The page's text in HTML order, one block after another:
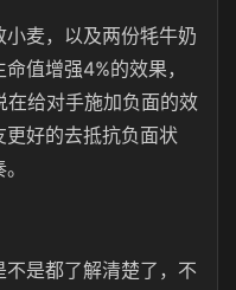
麦，以及两份牦牛奶
值增强4%的效果，
在给对手施加负面的效
好的去抵抗负面状
是都了解清楚了，不